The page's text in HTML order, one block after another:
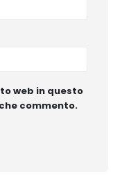
web in questo
commento.